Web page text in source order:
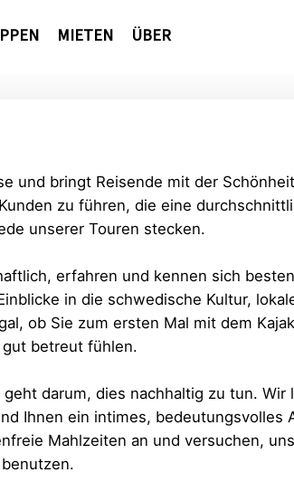
MIETEN ÜBER
und bringt Reisende mit der
zu führen, die eine
unserer Touren stecken.
erfahren und kennen sich
in die schwedische Kultur,
ob Sie zum ersten Mal mit dem
betreut fühlen.
darum, dies nachhaltig zu tun. Wir
Ihnen ein intimes, bedeutungsvolles
Mahlzeiten an und versuchen,